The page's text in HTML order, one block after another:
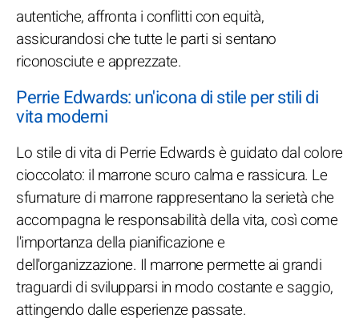
autentiche, affronta i conflitti con equità,
assicurandosi che tutte le parti si sentano
riconosciute e apprezzate.
Perrie Edwards: un'icona di stile per stili di
vita moderni
Lo stile di vita di Perrie Edwards è guidato dal colore
cioccolato: il marrone scuro calma e rassicura. Le
sfumature di marrone rappresentano la serietà che
accompagna le responsabilità della vita, così come
l'importanza della pianificazione e
dell'organizzazione. Il marrone permette ai grandi
traguardi di svilupparsi in modo costante e saggio,
attingendo dalle esperienze passate.